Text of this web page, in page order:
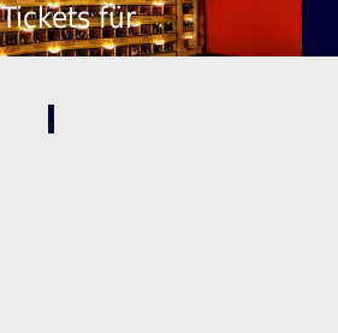
Tickets für
,